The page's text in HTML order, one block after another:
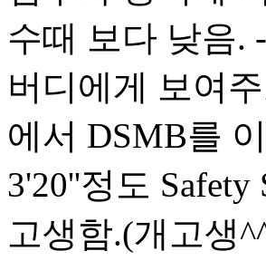
수때 보다 낮음.
버디에게 보여
에서 DSMB를
3'20''정도
고생함.(개고생